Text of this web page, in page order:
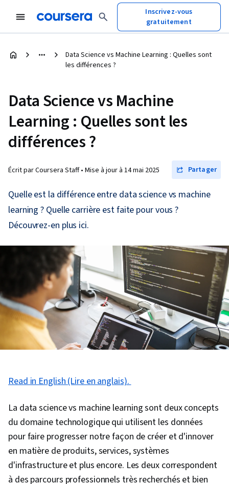
Inscrivez-vous
gratuitement
Data Science vs Machine Learning : Quelles sont
les différences ?
Data Science vs Machine
Learning : Quelles sont les
différences ?
Écrit par Coursera Staff • Mise à jour à 14 mai 2025 Partager
Quelle est la différence entre data science vs machine
learning ? Quelle carrière est faite pour vous ?
Découvrez-en plus ici.
Read in English (Lire en anglais).
La data science vs machine learning sont deux concepts
du domaine technologique qui utilisent les données
pour faire progresser notre façon de créer et d'innover
en matière de produits, services, systèmes
d'infrastructure et plus encore. Les deux correspondent
à des parcours professionnels très recherchés et bien